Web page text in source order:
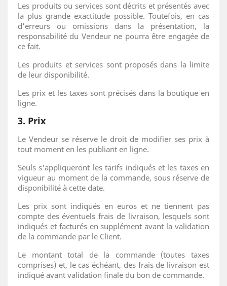
Les produits ou services sont décrits et présentés avec
la plus grande exactitude possible. Toutefois, en cas
d'erreurs ou omissions dans la présentation, la
responsabilité du Vendeur ne pourra être engagée de
ce fait.
Les produits et services sont proposés dans la limite
de leur disponibilité.
Les prix et les taxes sont précisés dans la boutique en
ligne.
3. Prix
Le Vendeur se réserve le droit de modifier ses prix à
tout moment en les publiant en ligne.
Seuls s'appliqueront les tarifs indiqués et les taxes en
vigueur au moment de la commande, sous réserve de
disponibilité à cette date.
Les prix sont indiqués en euros et ne tiennent pas
compte des éventuels frais de livraison, lesquels sont
indiqués et facturés en supplément avant la validation
de la commande par le Client.
Le montant total de la commande (toutes taxes
comprises) et, le cas échéant, des frais de livraison est
indiqué avant validation finale du bon de commande.